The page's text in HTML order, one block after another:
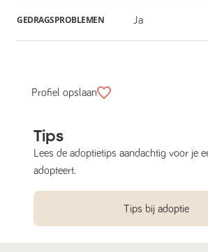
GEDRAGSPROBLEMEN Ja
Profiel opslaan
Tips
Lees de adoptietips aandachtig voor je
adopteert.
Tips bij adoptie